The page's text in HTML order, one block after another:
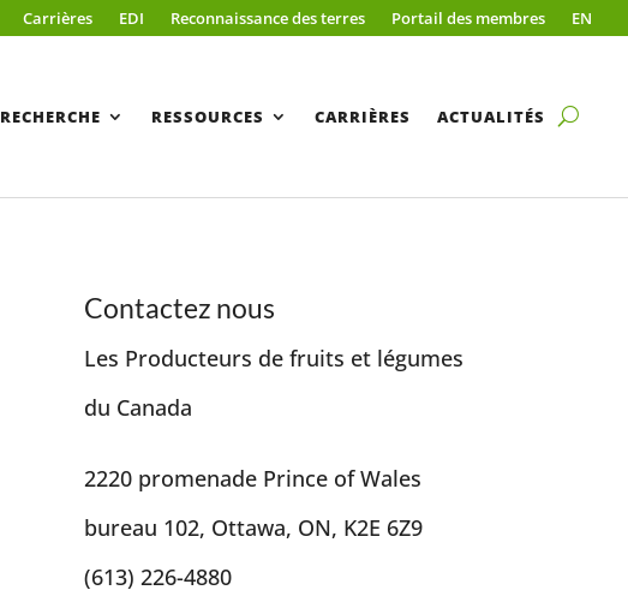
Carrières EDI Reconnaissance des terres Portail des membres EN
RECHERCHE RESSOURCES CARRIÈRES ACTUALITÉS
Contactez nous
Les Producteurs de fruits et légumes
du Canada
2220 promenade Prince of Wales
bureau 102, Ottawa, ON, K2E 6Z9
(613) 226-4880